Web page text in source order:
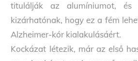
titulálják az alumíniumot,
kizárhatónak, hogy ez a fém
Alzheimer-kór kialakulásáért.
Kockázat létezik, már az első